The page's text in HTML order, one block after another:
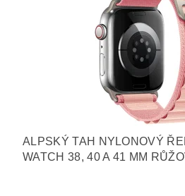
ALPSKÝ TAH NYLONOVÝ
WATCH 38, 40 A 41 MM